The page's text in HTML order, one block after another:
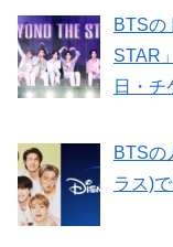
BTSの
STAR
日・チ
BTSの
ラス)